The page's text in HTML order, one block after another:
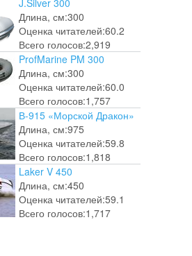
J.Silver 300
Длина, см:300
Оценка читателей:60.2
Всего голосов:2,919
ProfMarine PM 300
Длина, см:300
Оценка читателей:60.0
Всего голосов:1,757
В-915 «Морской Дракон»
Длина, см:975
Оценка читателей:59.8
Всего голосов:1,818
Laker V 450
Длина, см:450
Оценка читателей:59.1
Всего голосов:1,717